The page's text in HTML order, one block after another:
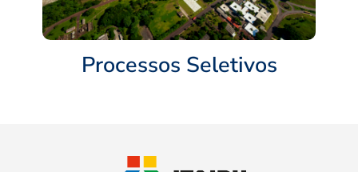
Processos Seletivos